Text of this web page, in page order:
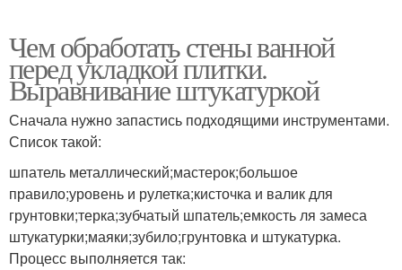
Чем обработать стены ванной
перед укладкой плитки.
Выравнивание штукатуркой
Сначала нужно запастись подходящими инструментами.
Список такой:
шпатель металлический;мастерок;большое
правило;уровень и рулетка;кисточка и валик для
грунтовки;терка;зубчатый шпатель;емкость ля замеса
штукатурки;маяки;зубило;грунтовка и штукатурка.
Процесс выполняется так: